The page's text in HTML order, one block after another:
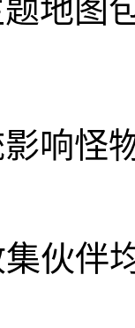
地图
响怪
伙伴